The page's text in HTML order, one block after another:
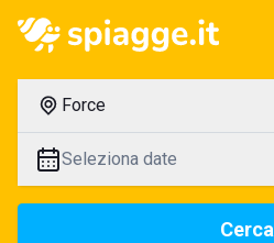
Force
Seleziona date
Cerca